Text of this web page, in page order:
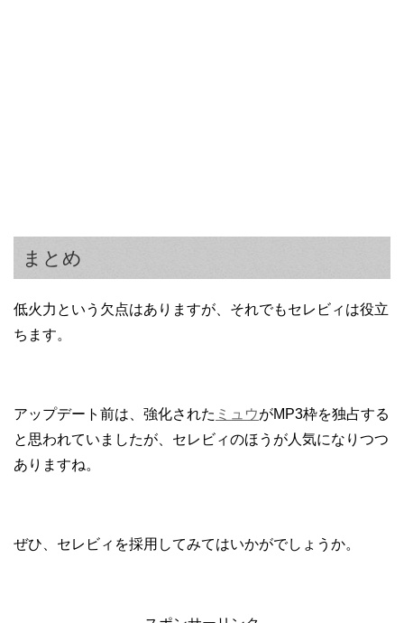
まとめ
低火力という欠点はありますが、それでもセレビィは役立
ちます。
アップデート前は、強化された ミュウがMP3枠を独占する
と思われていましたが、セレビィのほうが人気になりつつ
ありますね。
ぜひ、セレビィを採用してみてはいかがでしょうか。